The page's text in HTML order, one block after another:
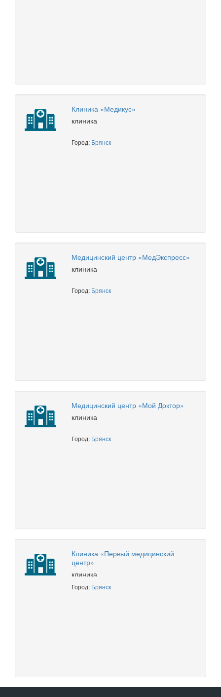
Клиника «Медикус»
клиника
Город: Брянск
Медицинский центр «МедЭкспресс»
клиника
Город: Брянск
Медицинский центр «Мой Доктор»
клиника
Город: Брянск
Клиника «Первый медицинский
центр»
клиника
Город: Брянск